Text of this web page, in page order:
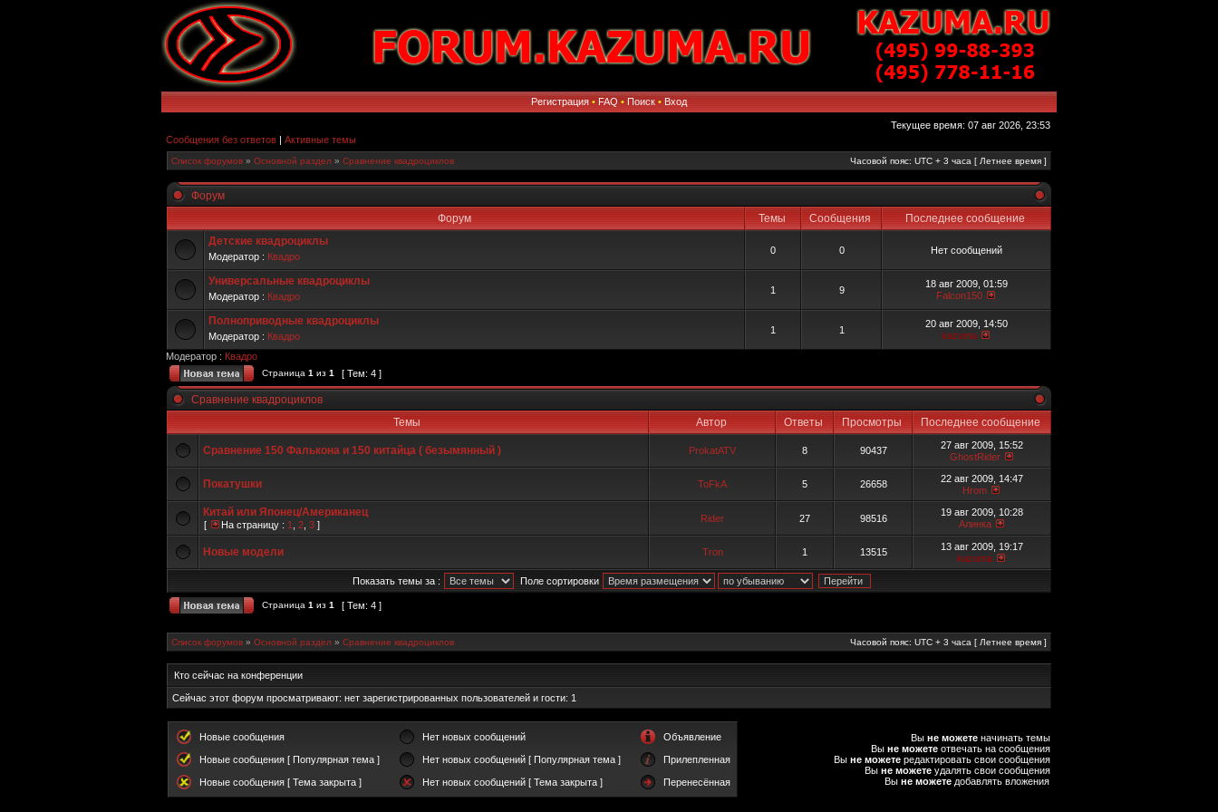
Регистрация • FAQ • Поиск • Вход
Текущее время: 07 авг 2026, 23:53
Сообщения без ответов | Активные темы
Список форумов » Основной раздел » Сравнение квадроциклов Часовой пояс: UTC + 3 часа [ Летнее время ]
Форум
Форум
Темы Сообщения
Последнее сообщение
Детские квадроциклы
Модератор : Квадро
0 0 Нет сообщений
Универсальные квадроциклы
Модератор : Квадро
1 9
18 авг 2009, 01:59
Falcon150
Полноприводные квадроциклы
Модератор : Квадро
1 1
20 авг 2009, 14:50
kazuma
Модератор : Квадро
Страница 1 из 1 [ Тем: 4 ]
Сравнение квадроциклов
Темы
Автор Ответы Просмотры Последнее сообщение
Сравнение 150 Фалькона и 150 китайца ( безымянный ) ProkatATV 8 90437
27 авг 2009, 15:52
GhostRider
Покатушки ToFkA 5 26658
22 авг 2009, 14:47
Hrom
Китай или Японец/Американец
[ На страницу : 1 2 3 ]
Rider 27 98516
19 авг 2009, 10:28
Алинка
Новые модели Tron 1 13515
13 авг 2009, 19:17
kazuma
Показать темы за : Поле сортировки
Страница 1 из 1 [ Тем: 4 ]
Список форумов » Основной раздел » Сравнение квадроциклов Часовой пояс: UTC + 3 часа [ Летнее время ]
Кто сейчас на конференции
Сейчас этот форум просматривают: нет зарегистрированных пользователей и гости: 1
Новые сообщения Нет новых сообщений Объявление
Новые сообщения [ Популярная тема ] Нет новых сообщений [ Популярная тема ] Прилепленная
Новые сообщения [ Тема закрыта ] Нет новых сообщений [ Тема закрыта ] Перенесённая
Вы не можете начинать темы
Вы не можете отвечать на сообщения
Вы не можете редактировать свои сообщения
Вы не можете удалять свои сообщения
Вы не можете добавлять вложения